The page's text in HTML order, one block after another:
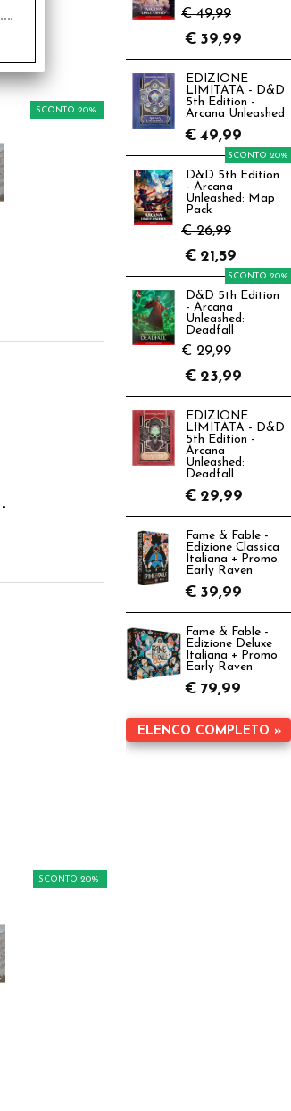
SCONTO 20%
SCONTO 20%
€ 49,99
€ 39,99
EDIZIONE
LIMITATA - D&D
5th Edition -
Arcana Unleashed
€ 49,99
D&D 5th Edition
- Arcana
Unleashed: Map
Pack
€ 26,99
SCONTO 20%
€ 21,59
D&D 5th Edition
- Arcana
Unleashed:
Deadfall
€ 29,99
SCONTO 20%
€ 23,99
EDIZIONE
LIMITATA - D&D
5th Edition -
Arcana
Unleashed:
Deadfall
€ 29,99
Fame & Fable -
Edizione Classica
Italiana + Promo
Early Raven
€ 39,99
Fame & Fable -
Edizione Deluxe
Italiana + Promo
Early Raven
€ 79,99
ELENCO COMPLETO »